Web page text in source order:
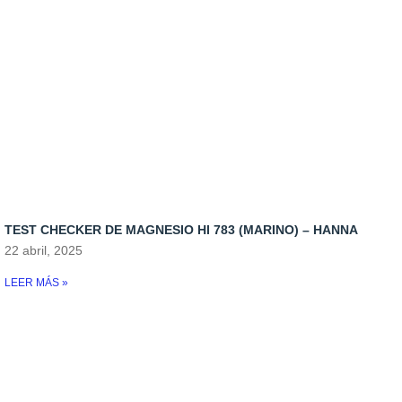
TEST CHECKER DE MAGNESIO HI 783 (MARINO) – HANNA
22 abril, 2025
LEER MÁS »